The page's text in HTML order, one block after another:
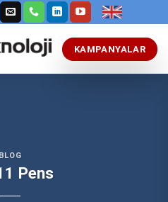
KAMPANYALAR
BLOG
Pens